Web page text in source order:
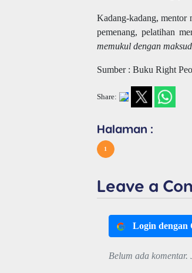
Kadang-kadang,
pemenang, pelatihan
memukul dengan
Sumber : Buku Right
Share:
Halaman :
1
Leave a
Login dengan
Belum ada